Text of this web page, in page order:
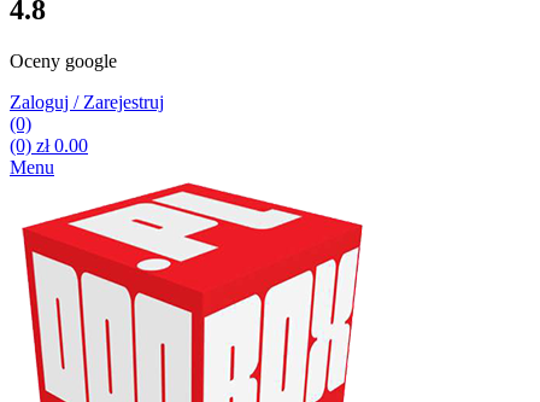
4.8
Oceny google
Zaloguj / Zarejestruj
(0)
(0) zł0.00
Menu